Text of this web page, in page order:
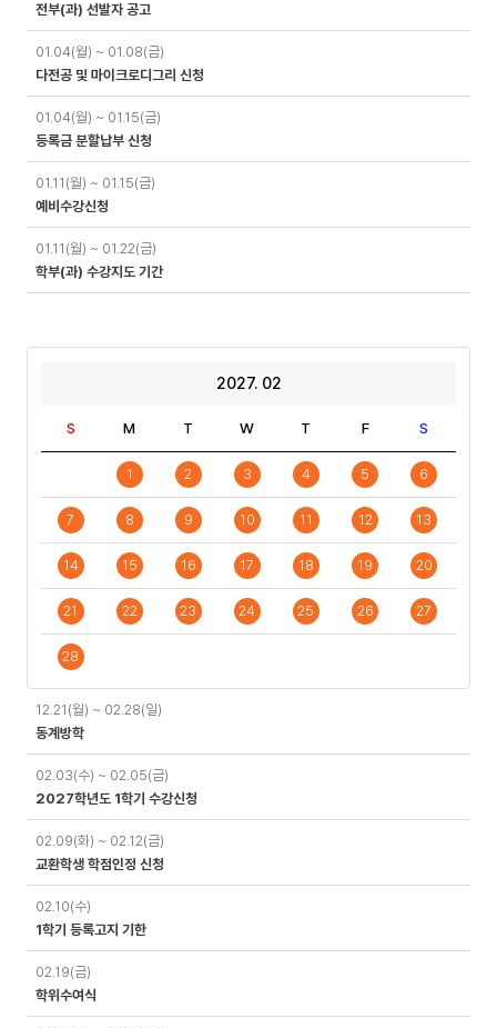
전부(과) 선발자 공고
01.04(월) ~ 01.08(금)
다전공 및 마이크로디그리 신청
01.04(월) ~ 01.15(금)
등록금 분할납부 신청
01.11(월) ~ 01.15(금)
예비수강신청
01.11(월) ~ 01.22(금)
학부(과) 수강지도 기간
2027. 02
S M T W T F S
1 2 3 4 5 6
7 8 9 10 11 12 13
14 15 16 17 18 19 20
21 22 23 24 25 26 27
28
정
12.21(월) ~ 02.28(일)
동계방학
02.03(수) ~ 02.05(금)
2027학년도 1학기 수강신청
02.09(화) ~ 02.12(금)
교환학생 학점인정 신청
02.10(수)
1학기 등록고지 기한
02.19(금)
학위수여식